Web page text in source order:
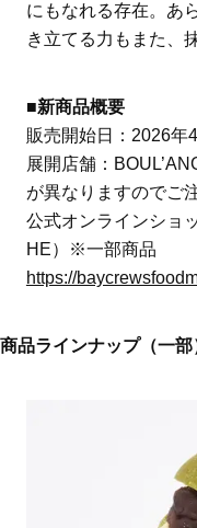
にもなれる存在。あ
き立てる力もまた、
■新商品概要
販売開始日：2026年
展開店舗：
が異なりますのでご
公式オンラインショ
HE）※一部商品
https://
商品ラインナップ（一